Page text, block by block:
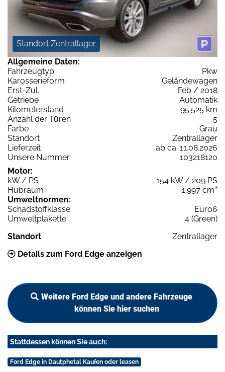
Standort Zentrallager
Allgemeine Daten:
Fahrzeugtyp
Pkw
Karosserieform
Geländewagen
Erst-Zul.
Feb / 2018
Getriebe
Automatik
Kilometerstand
95.525 km
Anzahl der Türen
5
Farbe
Grau
Standort
Zentrallager
Lieferzeit
ab ca. 11.08.2026
Unsere Nummer
103218120
Motor:
kW / PS
154 kW / 209 PS
Hubraum
1.997 cm³
Umweltnormen:
Schadstoffklasse
Euro6
Umweltplakette
4 (Green)
Standort
Zentrallager
Details zum Ford Edge anzeigen
Weitere Ford Edge und andere Fahrzeuge
können Sie hier suchen
Stattdessen können Sie auch:
Ford Edge in Dautphetal Kaufen oder leasen